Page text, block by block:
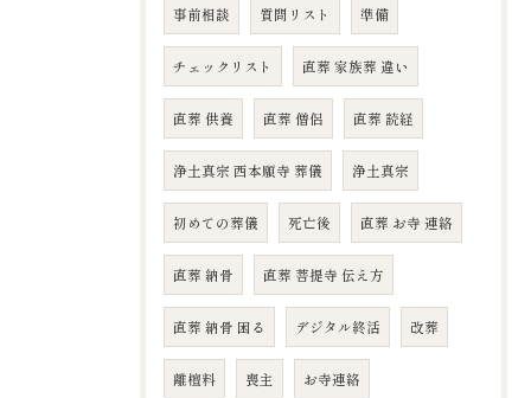
事前相談 質問リスト 準備
チェックリスト 直葬 家族葬 違い
直葬 供養 直葬 僧侶 直葬 読経
浄土真宗 西本願寺 葬儀 浄土真宗
初めての葬儀 死亡後 直葬 お寺 連絡
直葬 納骨 直葬 菩提寺 伝え方
直葬 納骨 困る デジタル終活 改葬
離檀料 喪主 お寺連絡